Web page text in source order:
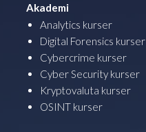
Akademi
Analytics kurser
Digital Forensics kurser
Cybercrime kurser
Cyber Security kurser
Kryptovaluta kurser
OSINT kurser